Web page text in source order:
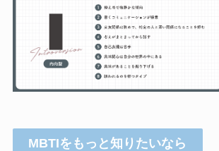
MBTIをもっと知りたいなら